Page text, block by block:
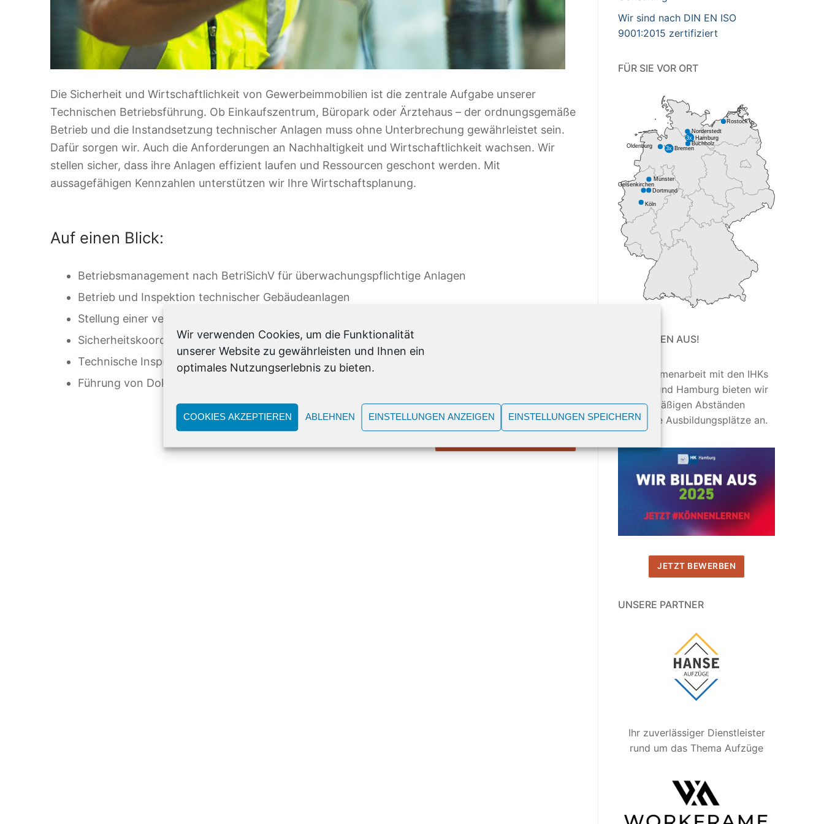
Wir verwenden Cookies, um die Funktionalität
unserer Website zu gewährleisten und Ihnen ein
optimales Nutzungserlebnis zu bieten.
COOKIES AKZEPTIEREN ABLEHNEN EINSTELLUNGEN ANZEIGEN EINSTELLUNGEN SPEICHERN
Die Sicherheit und Wirtschaftlichkeit von Gewerbeimmobilien ist die zentrale Aufgabe unserer
Technischen Betriebsführung. Ob Einkaufszentrum, Büropark oder Ärztehaus – der ordnungsgemäße
Betrieb und die Instandsetzung technischer Anlagen muss ohne Unterbrechung gewährleistet sein.
Dafür sorgen wir. Auch die Anforderungen an Nachhaltigkeit und Wirtschaftlichkeit wachsen. Wir
stellen sicher, dass ihre Anlagen effizient laufen und Ressourcen geschont werden. Mit
aussagefähigen Kennzahlen unterstützen wir Ihre Wirtschaftsplanung.
Auf einen Blick:
Betriebsmanagement nach BetriSichV für überwachungspflichtige Anlagen
Betrieb und Inspektion technischer Gebäudeanlagen
Stellung einer verantwortlichen Elektrofachkraft VEFK
Sicherheitskoordination externer Firmen
Technische Inspektion
Führung von Dokumentation
Wir sind nach DIN EN ISO
9001:2015 zertifiziert
FÜR SIE VOR ORT
WIR BILDEN AUS!
In Zusammenarbeit mit den IHKs
Bremen und Hamburg bieten wir
in regelmäßigen Abständen
attraktive Ausbildungsplätze an.
JETZT BEWERBEN
UNSERE PARTNER
Ihr zuverlässiger Dienstleister
rund um das Thema Aufzüge